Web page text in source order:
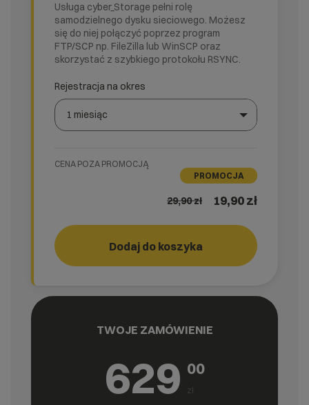
Usługa cyber_Storage pełni rolę
samodzielnego dysku sieciowego. Możesz
się do niej połączyć poprzez program
FTP/SCP np. FileZilla lub WinSCP oraz
skorzystać z szybkiego protokołu RSYNC.
Rejestracja na okres
1 miesiąc
CENA POZA PROMOCJĄ
PROMOCJA
29,90zł 19,90 zł
Dodaj do koszyka Storage
TWOJE ZAMÓWIENIE
629 00
zł